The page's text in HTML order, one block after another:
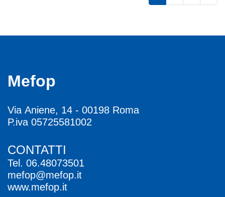
Mefop
Via Aniene, 14 - 00198 Roma
P.iva 05725581002
CONTATTI
Tel. 06.48073501
mefop@mefop.it
www.mefop.it